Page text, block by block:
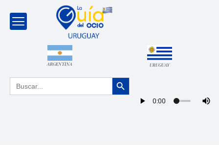
ARGENTINA URUGUAY
Buscar: Botón de búsqueda